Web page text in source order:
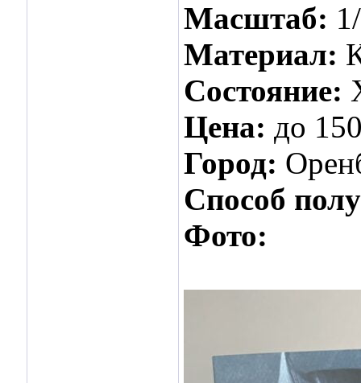
Масштаб:
Материал:
Состояние:
Цена: до
Город:
Способ
Фото: